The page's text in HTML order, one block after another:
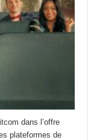
dans l’offre
plateformes de